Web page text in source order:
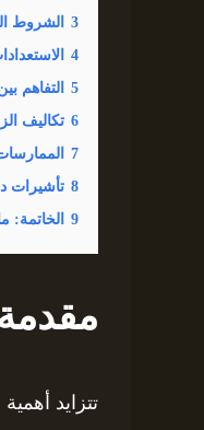
3
الشروط
4
5
التفاهم
6 تكاليف
7
8 تأشيرات
9
الخاتمة:
تتزايد